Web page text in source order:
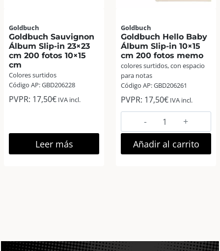
Goldbuch
Goldbuch Sauvignon
Álbum Slip-in 23×23
cm 200 fotos 10×15
cm
Colores surtidos
Código AP: GBD206228
PVPR: 17,50€ IVA incl.
Leer más
Goldbuch
Goldbuch Hello Baby
Álbum Slip-in 10×15
cm 200 fotos memo
colores surtidos, con espacio
para notas
Código AP: GBD206261
PVPR: 17,50€ IVA incl.
Goldbuch
Hello
Baby
Álbum
cantidad
Añadir al carrito